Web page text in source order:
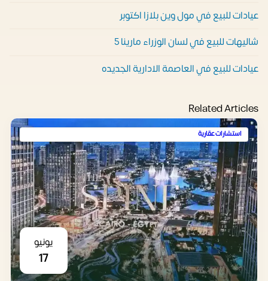
عيادات للبيع في مول وين بلازا اكتوبر
شاليهات للبيع في لسان الوزراء مارينا 5
عيادات للبيع في العاصمة الادارية الجديده
Related Articles
استشارات عقارية
يونيو
17